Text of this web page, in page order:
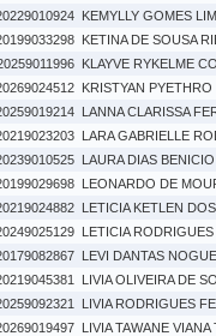
KEMYLLY GOMES
KETINA DE SOUSA
KLAYVE RYKELME
KRISTYAN
LANNA CLARISSA
LARA GABRIELLE
LAURA DIAS BENICIO
LEONARDO DE
LETICIA KETLEN
LETICIA
LEVI DANTAS
LIVIA OLIVEIRA DE
LIVIA RODRIGUES
LIVIA TAWANE VIANA